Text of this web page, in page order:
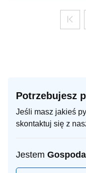
Potrzebujesz
Jeśli masz jakieś
skontaktuj się z
Jestem